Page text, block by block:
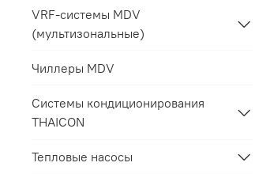
VRF-системы MDV
(мультизональные)
Чиллеры MDV
Системы кондиционирования
THAICON
Тепловые насосы